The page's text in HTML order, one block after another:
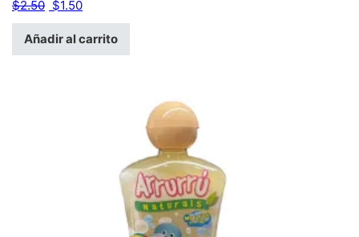
$2.50 El precio original era: $2.50.
$1.50El precio actual es: $1.50.
Añadir al carrito